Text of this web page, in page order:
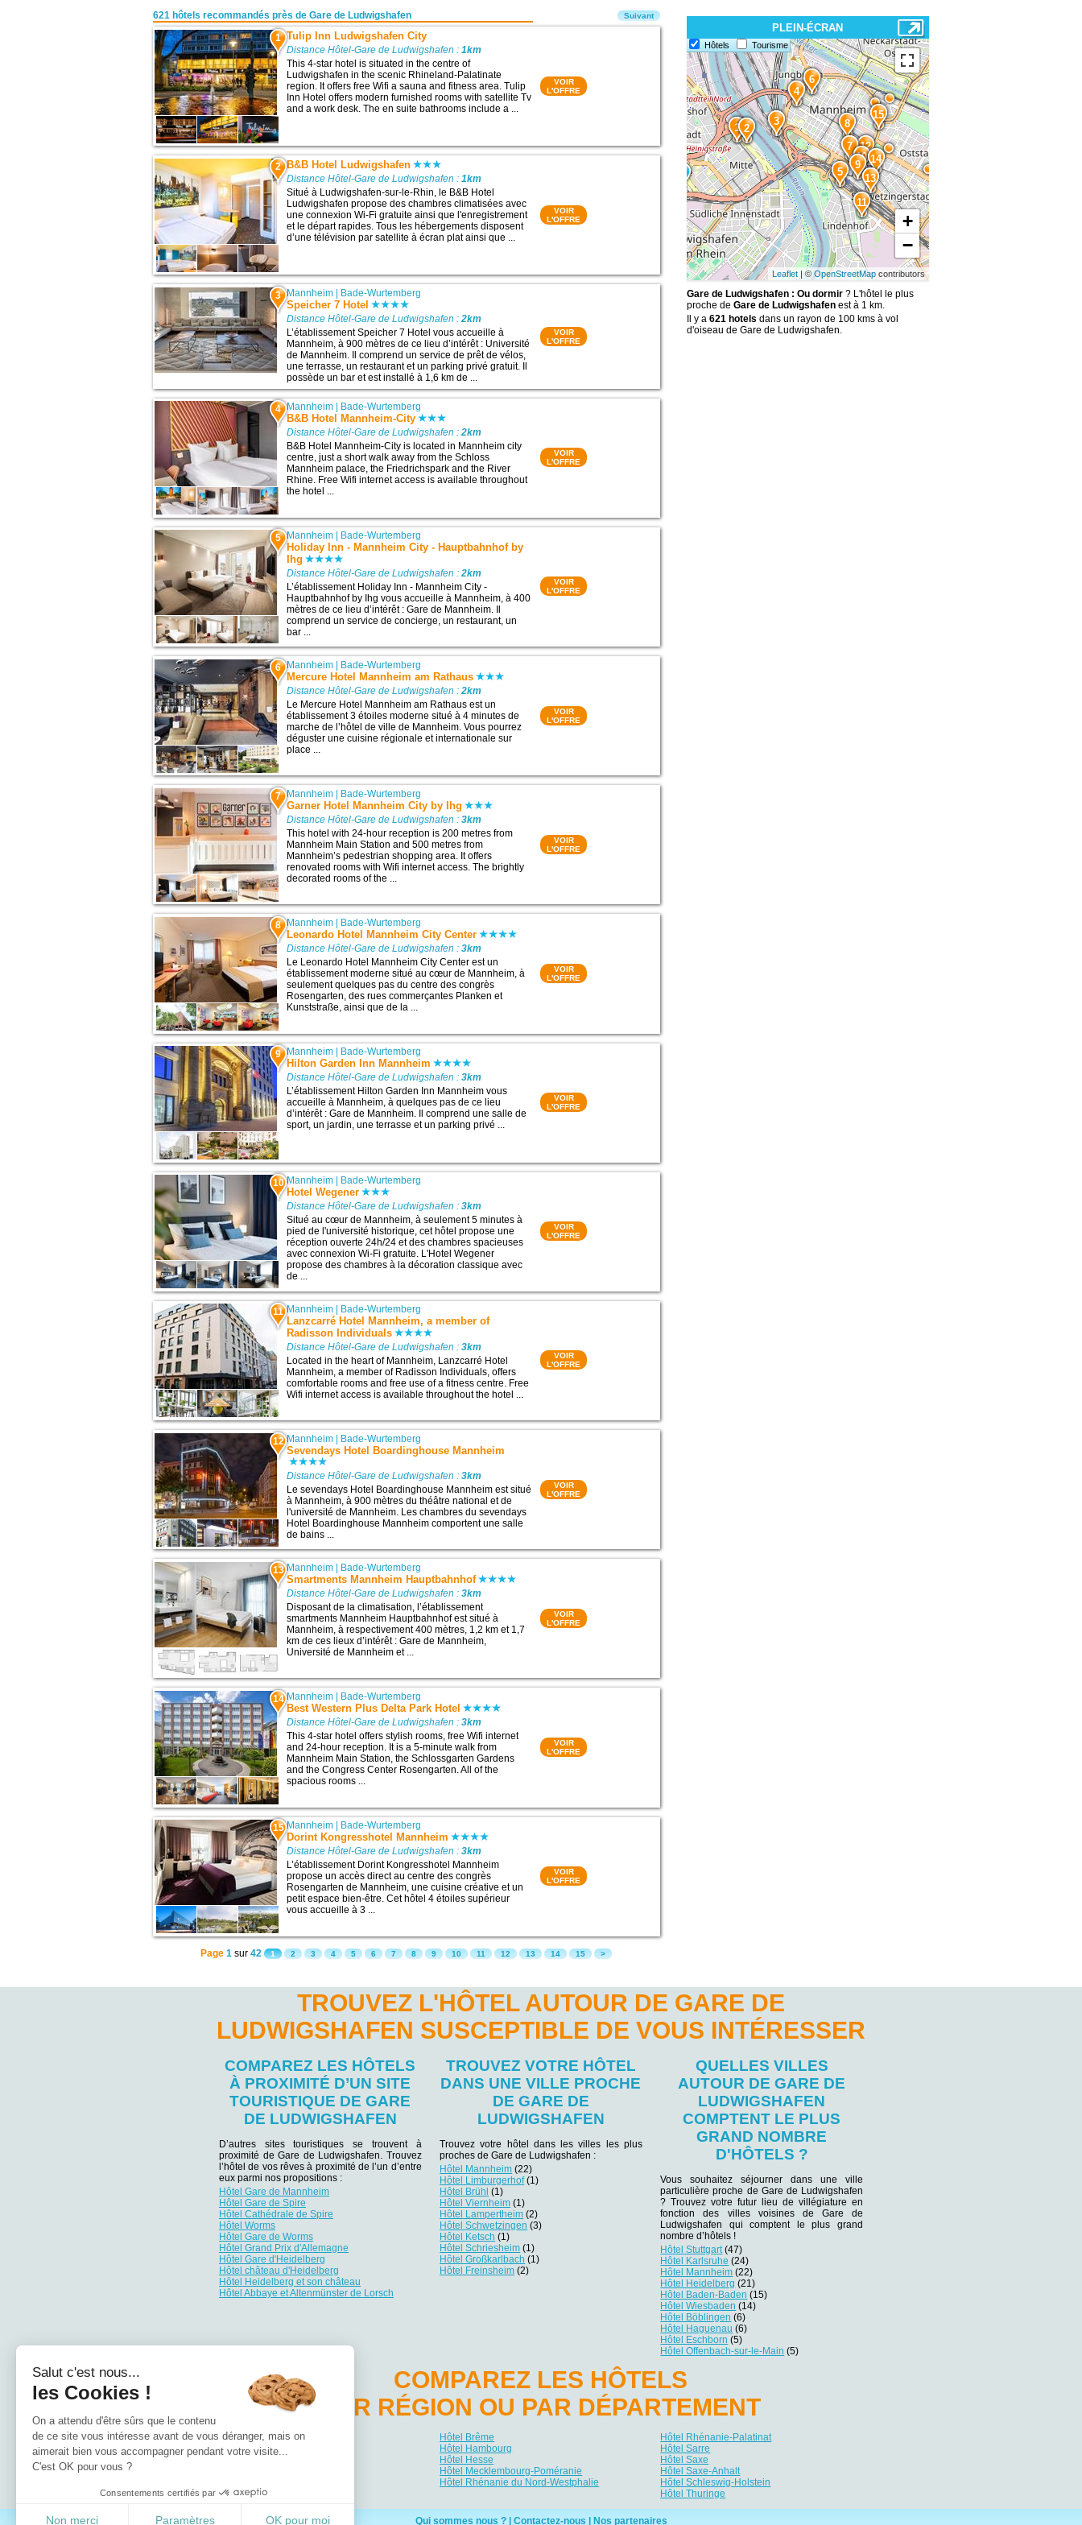
621 hôtels recommandés près de Gare de Ludwigshafen
1 Tulip Inn Ludwigshafen City
Distance Hôtel-Gare de Ludwigshafen :1km
This 4-star hotel is situated in the centre of
Ludwigshafen in the scenic Rhineland-Palatinate
region. It offers free Wifi a sauna and fitness area. Tulip
Inn Hotel offers modern furnished rooms with satellite Tv
and a work desk. The en suite bathrooms include a ...
VOIR
L'OFFRE
2 B&B Hotel Ludwigshafen
Distance Hôtel-Gare de Ludwigshafen :1km
Situé à Ludwigshafen-sur-le-Rhin, le B&B Hotel
Ludwigshafen propose des chambres climatisées avec
une connexion Wi-Fi gratuite ainsi que l'enregistrement
et le départ rapides. Tous les hébergements disposent
d’une télévision par satellite à écran plat ainsi que ...
VOIR
L'OFFRE
3 Mannheim Bade-Wurtemberg
Speicher 7 Hotel
Distance Hôtel-Gare de Ludwigshafen :2km
L’établissement Speicher 7 Hotel vous accueille à
Mannheim, à 900 mètres de ce lieu d’intérêt : Université
de Mannheim. Il comprend un service de prêt de vélos,
une terrasse, un restaurant et un parking privé gratuit. Il
possède un bar et est installé à 1,6 km de ...
VOIR
L'OFFRE
4 Mannheim Bade-Wurtemberg
B&B Hotel Mannheim-City
Distance Hôtel-Gare de Ludwigshafen :2km
B&B Hotel Mannheim-City is located in Mannheim city
centre, just a short walk away from the Schloss
Mannheim palace, the Friedrichspark and the River
Rhine. Free Wifi internet access is available throughout
the hotel ...
VOIR
L'OFFRE
5 Mannheim Bade-Wurtemberg
Holiday Inn - Mannheim City - Hauptbahnhof by
Ihg
Distance Hôtel-Gare de Ludwigshafen :2km
L’établissement Holiday Inn - Mannheim City -
Hauptbahnhof by Ihg vous accueille à Mannheim, à 400
mètres de ce lieu d’intérêt : Gare de Mannheim. Il
comprend un service de concierge, un restaurant, un
bar ...
VOIR
L'OFFRE
6 Mannheim | Bade-Wurtemberg
Mercure Hotel Mannheim am Rathaus
Distance Hôtel-Gare de Ludwigshafen :2km
Le Mercure Hotel Mannheim am Rathaus est un
établissement 3 étoiles moderne situé à 4 minutes de
marche de l’hôtel de ville de Mannheim. Vous pourrez
déguster une cuisine régionale et internationale sur
place ...
VOIR
L'OFFRE
7 Mannheim | Bade-Wurtemberg
Garner Hotel Mannheim City by Ihg
Distance Hôtel-Gare de Ludwigshafen :3km
This hotel with 24-hour reception is 200 metres from
Mannheim Main Station and 500 metres from
Mannheim’s pedestrian shopping area. It offers
renovated rooms with Wifi internet access. The brightly
decorated rooms of the ...
VOIR
L'OFFRE
8 Mannheim Bade-Wurtemberg
Leonardo Hotel Mannheim City Center
Distance Hôtel-Gare de Ludwigshafen :3km
Le Leonardo Hotel Mannheim City Center est un
établissement moderne situé au cœur de Mannheim, à
seulement quelques pas du centre des congrès
Rosengarten, des rues commerçantes Planken et
Kunststraße, ainsi que de la ...
VOIR
L'OFFRE
9 Mannheim Bade-Wurtemberg
Hilton Garden Inn Mannheim
Distance Hôtel-Gare de Ludwigshafen :3km
L’établissement Hilton Garden Inn Mannheim vous
accueille à Mannheim, à quelques pas de ce lieu
d’intérêt : Gare de Mannheim. Il comprend une salle de
sport, un jardin, une terrasse et un parking privé ...
VOIR
L'OFFRE
10 Mannheim Bade-Wurtemberg
Hotel Wegener
Distance Hôtel-Gare de Ludwigshafen :3km
Situé au cœur de Mannheim, à seulement 5 minutes à
pied de l'université historique, cet hôtel propose une
réception ouverte 24h/24 et des chambres spacieuses
avec connexion Wi-Fi gratuite. L'Hotel Wegener
propose des chambres à la décoration classique avec
de ...
VOIR
L'OFFRE
11 Mannheim Bade-Wurtemberg
Lanzcarré Hotel Mannheim, a member of
Radisson Individuals
Distance Hôtel-Gare de Ludwigshafen :3km
Located in the heart of Mannheim, Lanzcarré Hotel
Mannheim, a member of Radisson Individuals, offers
comfortable rooms and free use of a fitness centre. Free
Wifi internet access is available throughout the hotel ...
VOIR
L'OFFRE
12 Mannheim | Bade-Wurtemberg
Sevendays Hotel Boardinghouse Mannheim
Distance Hôtel-Gare de Ludwigshafen :3km
Le sevendays Hotel Boardinghouse Mannheim est situé
à Mannheim, à 900 mètres du théâtre national et de
l'université de Mannheim. Les chambres du sevendays
Hotel Boardinghouse Mannheim comportent une salle
de bains ...
VOIR
L'OFFRE
13 Mannheim | Bade-Wurtemberg
Smartments Mannheim Hauptbahnhof
Distance Hôtel-Gare de Ludwigshafen :3km
Disposant de la climatisation, l’établissement
smartments Mannheim Hauptbahnhof est situé à
Mannheim, à respectivement 400 mètres, 1,2 km et 1,7
km de ces lieux d’intérêt : Gare de Mannheim,
Université de Mannheim et ...
VOIR
L'OFFRE
14 Mannheim Bade-Wurtemberg
Best Western Plus Delta Park Hotel
Distance Hôtel-Gare de Ludwigshafen :3km
This 4-star hotel offers stylish rooms, free Wifi internet
and 24-hour reception. It is a 5-minute walk from
Mannheim Main Station, the Schlossgarten Gardens
and the Congress Center Rosengarten. All of the
spacious rooms ...
VOIR
L'OFFRE
15 Mannheim Bade-Wurtemberg
Dorint Kongresshotel Mannheim
Distance Hôtel-Gare de Ludwigshafen :3km
L’établissement Dorint Kongresshotel Mannheim
propose un accès direct au centre des congrès
Rosengarten de Mannheim, une cuisine créative et un
petit espace bien-être. Cet hôtel 4 étoiles supérieur
vous accueille à 3 ...
VOIR
L'OFFRE
Suivant
Page 1 sur42 1 2 3 4 5 6 7 8 9 10 11 12 13 14 15 >
PLEIN-ÉCRAN
Hôtels Tourisme
15
14
13
12
11
10
9
8
7
6
5
4
3
2
1
+
−
Leaflet | ©OpenStreetMap contributors
Gare de Ludwigshafen : Ou dormir? L'hôtel le plus
proche de Gare de Ludwigshafenest à 1 km.
Il y a 621 hotels dans un rayon de 100 kms à vol
d'oiseau de Gare de Ludwigshafen.
TROUVEZ L'HÔTEL AUTOUR DE GARE DE
LUDWIGSHAFEN SUSCEPTIBLE DE VOUS INTÉRESSER
COMPAREZ LES HÔTELS
À PROXIMITÉ D’UN SITE
TOURISTIQUE DE GARE
DE LUDWIGSHAFEN
D’autres sites touristiques se trouvent à
proximité de Gare de Ludwigshafen. Trouvez
l’hôtel de vos rêves à proximité de l’un d’entre
eux parmi nos propositions :
Hôtel Gare de Mannheim
Hôtel Gare de Spire
Hôtel Cathédrale de Spire
Hôtel Worms
Hôtel Gare de Worms
Hôtel Grand Prix d'Allemagne
Hôtel Gare d'Heidelberg
Hôtel château d'Heidelberg
Hôtel Heidelberg et son château
Hôtel Abbaye et Altenmünster de Lorsch
TROUVEZ VOTRE HÔTEL
DANS UNE VILLE PROCHE
DE GARE DE
LUDWIGSHAFEN
Trouvez votre hôtel dans les villes les plus
proches de Gare de Ludwigshafen :
Hôtel Mannheim (22)
Hôtel Limburgerhof(1)
Hôtel Brühl (1)
Hôtel Viernheim (1)
Hôtel Lampertheim (2)
Hôtel Schwetzingen (3)
Hôtel Ketsch (1)
Hôtel Schriesheim (1)
Hôtel Großkarlbach (1)
Hôtel Freinsheim (2)
QUELLES VILLES
AUTOUR DE GARE DE
LUDWIGSHAFEN
COMPTENT LE PLUS
GRAND NOMBRE
D'HÔTELS ?
Vous souhaitez séjourner dans une ville
particulière proche de Gare de Ludwigshafen
? Trouvez votre futur lieu de villégiature en
fonction des villes voisines de Gare de
Ludwigshafen qui comptent le plus grand
nombre d’hôtels !
Hôtel Stuttgart (47)
Hôtel Karlsruhe (24)
Hôtel Mannheim (22)
Hôtel Heidelberg (21)
Hôtel Baden-Baden (15)
Hôtel Wiesbaden (14)
Hôtel Böblingen (6)
Hôtel Haguenau (6)
Hôtel Eschborn (5)
Hôtel Offenbach-sur-le-Main (5)
COMPAREZ LES HÔTELS
PAR RÉGION OU PAR DÉPARTEMENT
Hôtel Bade-Wurtemberg
Hôtel Basse-Saxe
Hôtel Brême
Hôtel Hambourg
Hôtel Hesse
Hôtel Mecklembourg-Poméranie
Hôtel Rhénanie du Nord-Westphalie
Hôtel Rhénanie-Palatinat
Hôtel Sarre
Hôtel Saxe
Hôtel Saxe-Anhalt
Hôtel Schleswig-Holstein
Hôtel Thuringe
Qui sommes nous ?| Contactez-nous | Nos partenaires
Salut c'est nous...
les Cookies !
On a attendu d'être sûrs que le contenu
de ce site vous intéresse avant de vous déranger, mais on
aimerait bien vous accompagner pendant votre visite...
C'est OK pour vous ?
Consentements certifiés par
Non merci Paramètres OK pour moi